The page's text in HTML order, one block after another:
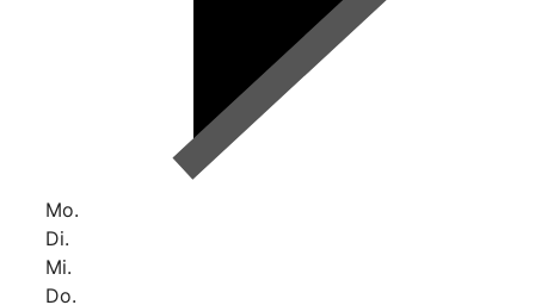
Mo.
Di.
Mi.
Do.